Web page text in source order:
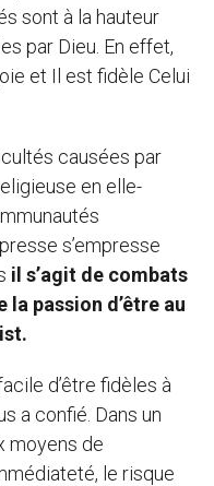
sont à la hauteur
par Dieu. En effet,
et Il est fidèle Celui
causées par
en elle-
s’empresse
il s’agit de combats
passion d’être au
d’être fidèles à
a confié. Dans un
moyens de
le risque